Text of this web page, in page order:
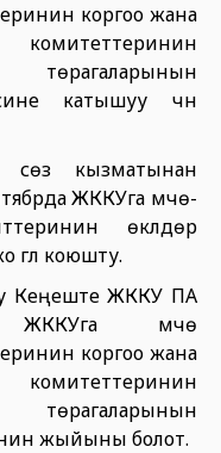
коргоо жана
катышуу үчүн
сөз кызматынан
ЖККУга мүчө-
өкүлдөрү
гүл коюшту.
Кеңеште ЖККУ ПА
ЖККУга мүчө
коргоо жана
жыйыны болот.